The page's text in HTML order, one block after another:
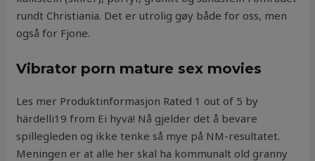
rundt Christiania. Det er utrolig gøy både for oss, men
også for Fjone.
Vibrator porn mature sex movies
Les mer Produktinformasjon Rated 1 out of 5 by
härdelli19 from Ei hyvä! Nå gjelder det å bevare
spillegleden og ikke tenke så mye på NM-resultatet.
Meningen er at alle her skal ha kommunalt old granny